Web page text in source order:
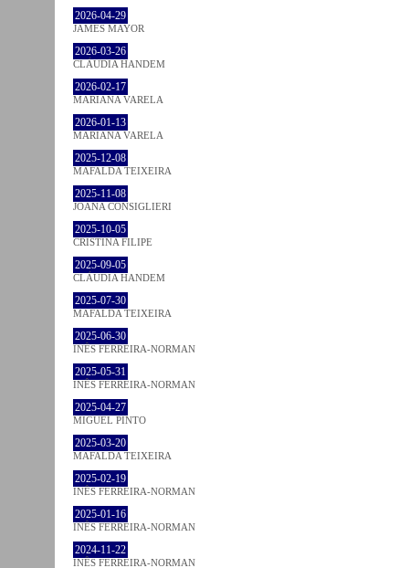
2026-04-29
JAMES MAYOR
2026-03-26
CLÁUDIA HANDEM
2026-02-17
MARIANA VARELA
2026-01-13
MARIANA VARELA
2025-12-08
MAFALDA TEIXEIRA
2025-11-08
JOANA CONSIGLIERI
2025-10-05
CRISTINA FILIPE
2025-09-05
CLÁUDIA HANDEM
2025-07-30
MAFALDA TEIXEIRA
2025-06-30
INÊS FERREIRA-NORMAN
2025-05-31
INÊS FERREIRA-NORMAN
2025-04-27
MIGUEL PINTO
2025-03-20
MAFALDA TEIXEIRA
2025-02-19
INÊS FERREIRA-NORMAN
2025-01-16
INÊS FERREIRA-NORMAN
2024-11-22
INÊS FERREIRA-NORMAN